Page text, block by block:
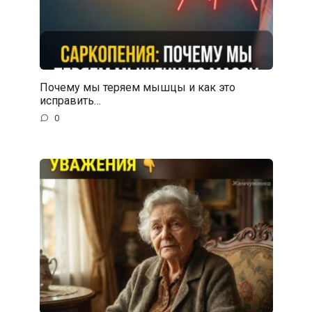
Почему мы теряем мышцы и как это
исправить…
0